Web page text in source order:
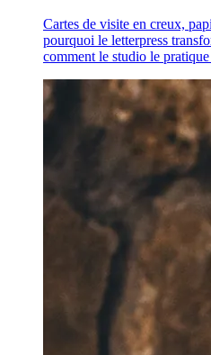
Cartes de visite en creux,
pourquoi le letterpress
comment le studio le